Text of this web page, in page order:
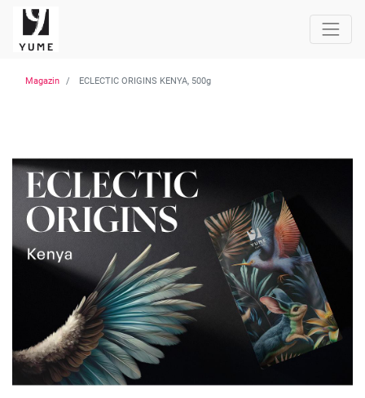
Magazin ECLECTIC ORIGINS KENYA, 500g